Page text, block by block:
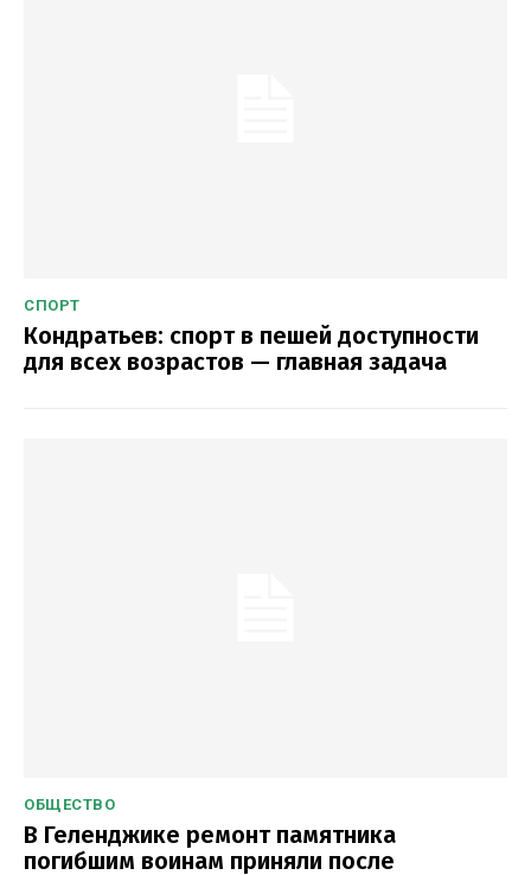
СПОРТ
Кондратьев: спорт в пешей доступности
для всех возрастов — главная задача
ОБЩЕСТВО
В Геленджике ремонт памятника
погибшим воинам приняли после